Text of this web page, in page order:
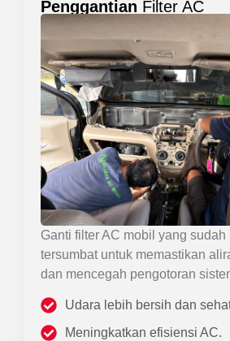
Penggantian Filter AC
Ganti filter AC mobil yang sudah
tersumbat untuk memastikan
dan mencegah pengotoran
Udara lebih bersih dan
Meningkatkan efisiensi AC.